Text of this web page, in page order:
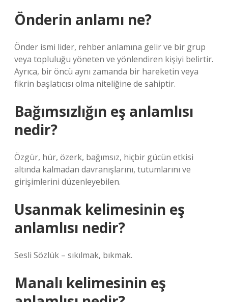
Önderin anlamı ne?
Önder ismi lider, rehber anlamına gelir ve bir grup
veya topluluğu yöneten ve yönlendiren kişiyi belirtir.
Ayrıca, bir öncü aynı zamanda bir hareketin veya
fikrin başlatıcısı olma niteliğine de sahiptir.
Bağımsızlığın eş anlamlısı
nedir?
Özgür, hür, özerk, bağımsız, hiçbir gücün etkisi
altında kalmadan davranışlarını, tutumlarını ve
girişimlerini düzenleyebilen.
Usanmak kelimesinin eş
anlamlısı nedir?
Sesli Sözlük – sıkılmak, bıkmak.
Manalı kelimesinin eş